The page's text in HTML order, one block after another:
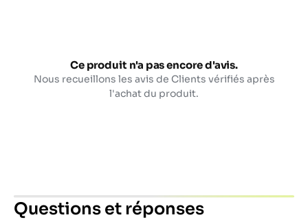
Ce produit n'a pas encore d'avis.
Nous recueillons les avis de Clients vérifiés après
l'achat du produit.
Questions et réponses